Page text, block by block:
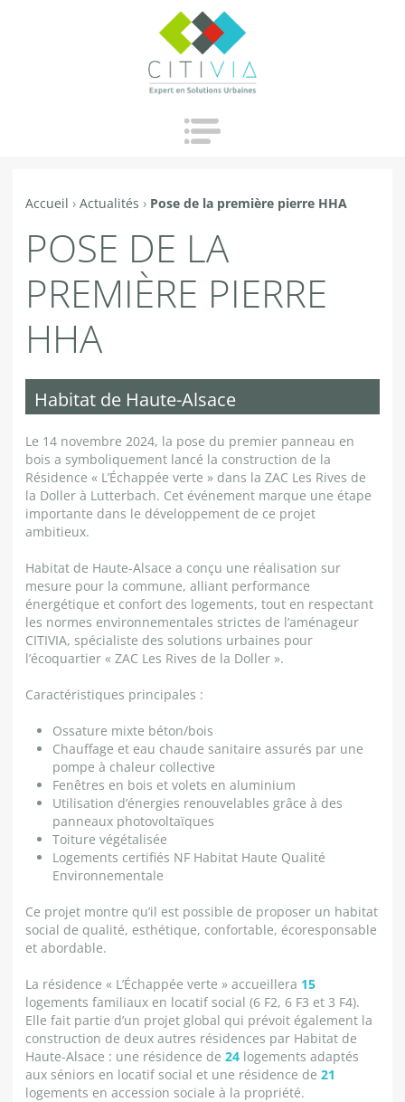
Jump to navigation
Vous
êtes
ici
Accueil › Actualités › Pose de la première pierre HHA
POSE DE LA
PREMIÈRE PIERRE
HHA
Habitat de Haute-Alsace
Le 14 novembre 2024, la pose du premier panneau en
bois a symboliquement lancé la construction de la
Résidence « L’Échappée verte » dans la ZAC Les Rives de
la Doller à Lutterbach. Cet événement marque une étape
importante dans le développement de ce projet
ambitieux.
Habitat de Haute-Alsace a conçu une réalisation sur
mesure pour la commune, alliant performance
énergétique et confort des logements, tout en respectant
les normes environnementales strictes de l’aménageur
CITIVIA, spécialiste des solutions urbaines pour
l’écoquartier « ZAC Les Rives de la Doller ».
Caractéristiques principales :
Ossature mixte béton/bois
Chauffage et eau chaude sanitaire assurés par une
pompe à chaleur collective
Fenêtres en bois et volets en aluminium
Utilisation d’énergies renouvelables grâce à des
panneaux photovoltaïques
Toiture végétalisée
Logements certifiés NF Habitat Haute Qualité
Environnementale
Ce projet montre qu’il est possible de proposer un habitat
social de qualité, esthétique, confortable, écoresponsable
et abordable.
La résidence « L’Échappée verte » accueillera 15
logements familiaux en locatif social (6 F2, 6 F3 et 3 F4).
Elle fait partie d’un projet global qui prévoit également la
construction de deux autres résidences par Habitat de
Haute-Alsace : une résidence de 24 logements adaptés
aux séniors en locatif social et une résidence de 21
logements en accession sociale à la propriété.